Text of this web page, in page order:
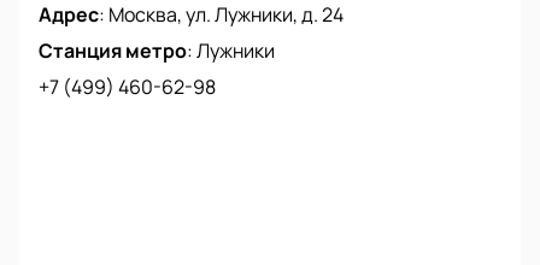
Адрес: Москва, ул. Лужники, д. 24
Станция метро:Лужники
+7 (499) 460-62-98